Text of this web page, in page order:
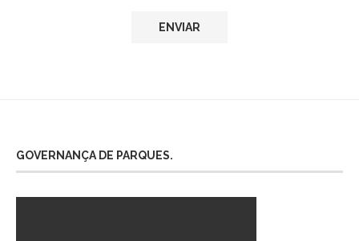
GOVERNANÇA DE PARQUES.